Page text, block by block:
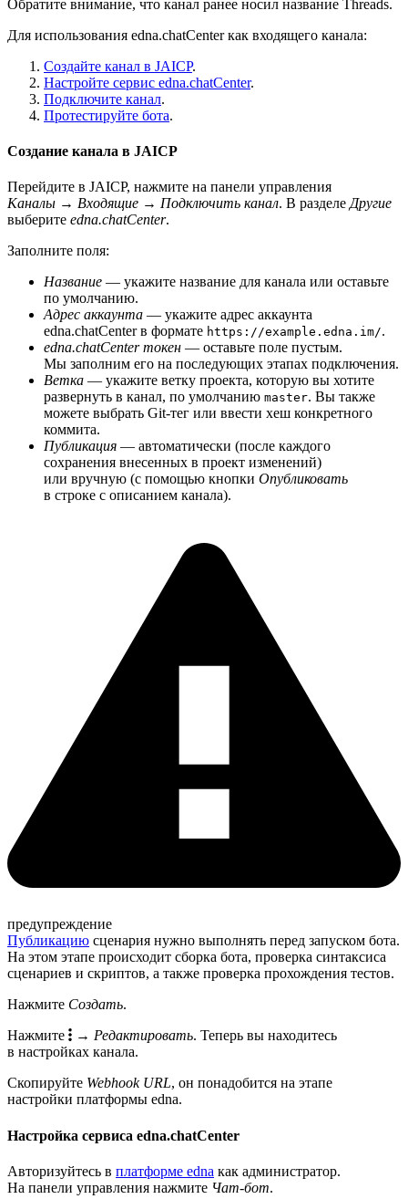
Обратите внимание, что канал ранее носил название Threads.
Для использования edna.chatCenter как входящего канала:
Создайте канал в JAICP.
Настройте сервис edna.chatCenter.
Подключите канал.
Протестируйте бота.
Создание канала в JAICP
Перейдите в JAICP, нажмите на панели управления
Каналы → Входящие → Подключить канал. В разделе Другие
выберите edna.chatCenter.
Заполните поля:
Название — укажите название для канала или оставьте
по умолчанию.
Адрес аккаунта — укажите адрес аккаунта
edna.chatCenter в формате https://example.edna.im/.
edna.chatCenter токен — оставьте поле пустым.
Мы заполним его на последующих этапах подключения.
Ветка — укажите ветку проекта, которую вы хотите
развернуть в канал, по умолчанию master. Вы также
можете выбрать Git-тег или ввести хеш конкретного
коммита.
Публикация — автоматически (после каждого
сохранения внесенных в проект изменений)
или вручную (с помощью кнопки Опубликовать
в строке с описанием канала).
предупреждение
Публикацию сценария нужно выполнять перед запуском бота.
На этом этапе происходит сборка бота, проверка синтаксиса
сценариев и скриптов, а также проверка прохождения тестов.
Нажмите Создать.
Нажмите
→ Редактировать. Теперь вы находитесь
в настройках канала.
Скопируйте Webhook URL, он понадобится на этапе
настройки платформы edna.
Настройка сервиса edna.chatCenter
Авторизуйтесь в платформе edna как администратор.
На панели управления нажмите Чат-бот.